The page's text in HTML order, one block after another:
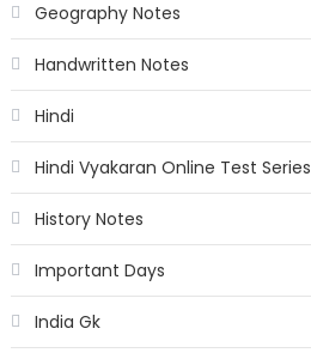
Geography Notes
Handwritten Notes
Hindi
Hindi Vyakaran Online Test Series
History Notes
Important Days
India Gk